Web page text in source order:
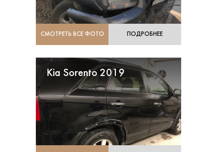
СМОТРЕТЬ ВСЕ ФОТО ПОДРОБНЕЕ
Kia Sorento 2019